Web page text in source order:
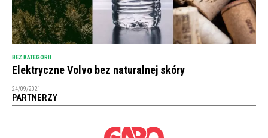
BEZ KATEGORII
Elektryczne Volvo bez naturalnej skóry
24/09/2021
PARTNERZY